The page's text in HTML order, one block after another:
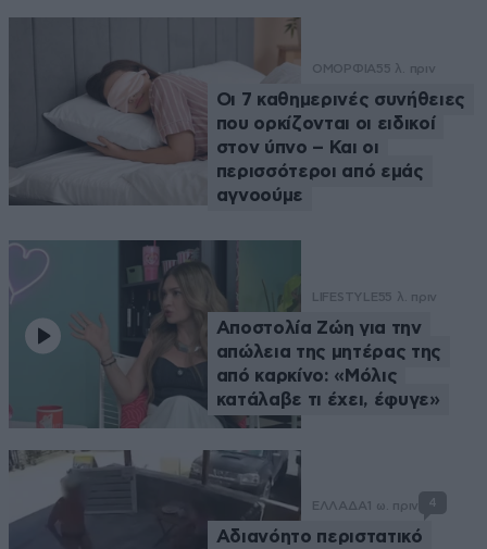
ΟΜΟΡΦΙΑ55 λ. πριν
Οι 7 καθημερινές συνήθειες
που ορκίζονται οι ειδικοί
στον ύπνο – Και οι
περισσότεροι από εμάς
αγνοούμε
LIFESTYLE55 λ. πριν
Αποστολία Ζώη για την
απώλεια της μητέρας της
από καρκίνο: «Μόλις
κατάλαβε τι έχει, έφυγε»
ΕΛΛΑΔΑ 1 ω. πριν 4
Αδιανόητο περιστατικό